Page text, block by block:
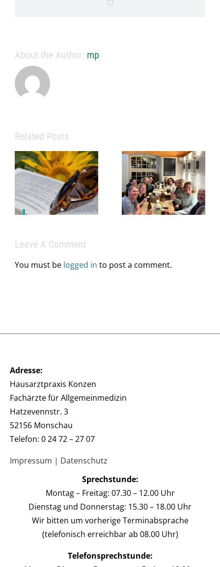
About the Author: mp
Related PostsEine starke
Praxis
braucht mehr
als
medizinisches
Fachwissen
Team.
Info zu
im Juni
Leave A Comment
You must be logged in to post a comment.
Adresse:
Hausarztpraxis Konzen
Fachärzte für Allgemeinmedizin
Hatzevennstr. 3
52156 Monschau
Telefon: 0 24 72 – 27 07
Impressum | Datenschutz
Sprechstunde:
Montag – Freitag: 07.30 – 12.00 Uhr
Dienstag und Donnerstag: 15.30 – 18.00 Uhr
Wir bitten um vorherige Terminabsprache
(telefonisch erreichbar ab 08.00 Uhr)
Telefonsprechstunde: